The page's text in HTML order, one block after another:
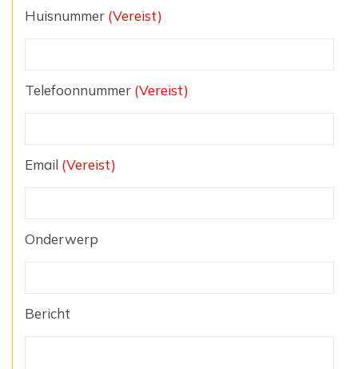
Huisnummer (Vereist)
Telefoonnummer (Vereist)
Email (Vereist)
Onderwerp
Bericht